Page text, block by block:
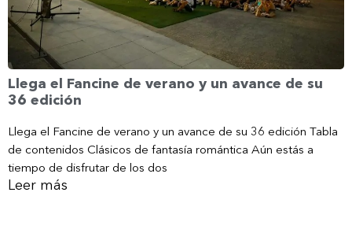
Llega el Fancine de verano y un avance de su
36 edición
Llega el Fancine de verano y un avance de su 36 edición Tabla
de contenidos Clásicos de fantasía romántica Aún estás a
tiempo de disfrutar de los dos
Leer más